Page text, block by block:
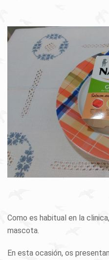
Como es habitual en la
mascota.
En esta ocasión, os